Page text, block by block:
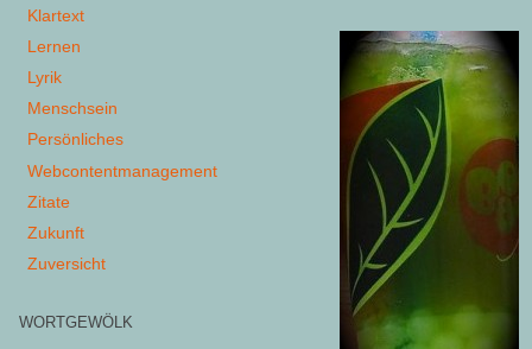
Klartext
Lernen
Lyrik
Menschsein
Persönliches
Webcontentmanagement
Zitate
Zukunft
Zuversicht
WORTGEWÖLK